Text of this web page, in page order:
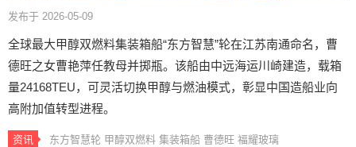
发布于 2026-05-09
全球最大甲醇双燃料集装箱船“东方智慧”轮在江苏南通命名，曹
德旺之女曹艳萍任教母并掷瓶。该船由中远海运川崎建造，载箱
量24168TEU，可灵活切换甲醇与燃油模式，彰显中国造船业向
高附加值转型进程。
资讯 东方智慧轮 甲醇双燃料 集装箱船 曹德旺 福耀玻璃